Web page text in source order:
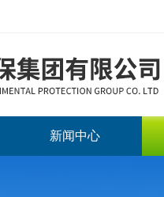
新闻中心